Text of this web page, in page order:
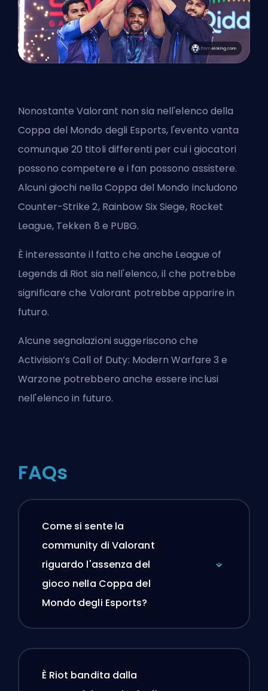
Nonostante Valorant non sia nell'elenco della
Coppa del Mondo degli Esports, l'evento vanta
comunque 20 titoli differenti per cui i giocatori
possono competere e i fan possono assistere.
Alcuni giochi nella Coppa del Mondo includono
Counter-Strike 2, Rainbow Six Siege, Rocket
League, Tekken 8 e PUBG.
È interessante il fatto che anche League of
Legends di Riot sia nell'elenco, il che potrebbe
significare che Valorant potrebbe apparire in
futuro.
Alcune segnalazioni suggeriscono che
Activision’sCall of Duty: Modern Warfare 3 e
Warzone potrebbero anche essere inclusi
nell'elenco in futuro.
FAQs
Come si sente la
community di Valorant
riguardo l'assenza del
gioco nella Coppa del
Mondo degli Esports?
È Riot bandita dalla